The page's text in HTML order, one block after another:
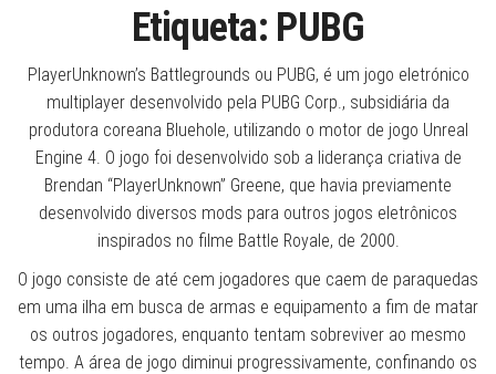
Etiqueta: PUBG
PlayerUnknown’s Battlegrounds ou PUBG, é um jogo eletrónico
multiplayer desenvolvido pela PUBG Corp., subsidiária da
produtora coreana Bluehole, utilizando o motor de jogo Unreal
Engine 4. O jogo foi desenvolvido sob a liderança criativa de
Brendan “PlayerUnknown” Greene, que havia previamente
desenvolvido diversos mods para outros jogos eletrônicos
inspirados no filme Battle Royale, de 2000.
O jogo consiste de até cem jogadores que caem de paraquedas
em uma ilha em busca de armas e equipamento a fim de matar
os outros jogadores, enquanto tentam sobreviver ao mesmo
tempo. A área de jogo diminui progressivamente, confinando os